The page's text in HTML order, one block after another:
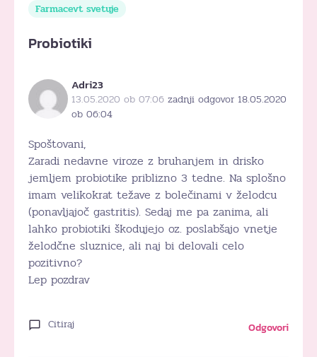
Farmacevt svetuje
Probiotiki
Adri23
13.05.2020 ob 07:06 zadnji odgovor 18.05.2020
ob 06:04
Spoštovani,
Zaradi nedavne viroze z bruhanjem in drisko
jemljem probiotike priblizno 3 tedne. Na splošno
imam velikokrat težave z bolečinami v želodcu
(ponavljajoč gastritis). Sedaj me pa zanima, ali
lahko probiotiki škodujejo oz. poslabšajo vnetje
želodčne sluznice, ali naj bi delovali celo
pozitivno?
Lep pozdrav
Citiraj Odgovori